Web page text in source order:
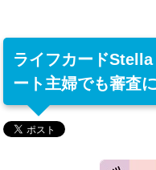
ライフカード
ート主婦でも審査